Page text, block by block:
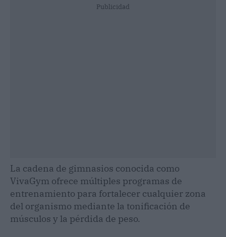
Publicidad
La cadena de gimnasios conocida como
VivaGym ofrece múltiples programas de
entrenamiento para fortalecer cualquier zona
del organismo mediante la tonificación de
músculos y la pérdida de peso.